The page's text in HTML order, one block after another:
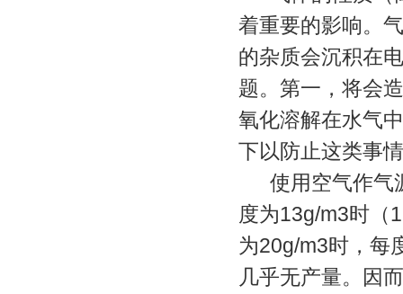
着重要的影响。
的杂质会沉积在
题。第一，将会
氧化溶解在水气
下以防止这类事
使用空气作气
度为13g/m3时（
为20g/m3时，每
几乎无产量。因